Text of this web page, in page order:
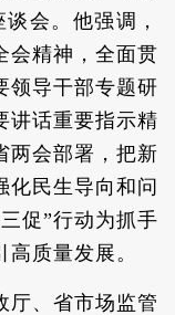
会。他强调，
会精神，全面贯
领导干部专题研
讲话重要指示精
两会部署，把新
化民生导向和问
促”行动为抓手
质量发展。
厅、省市场监管